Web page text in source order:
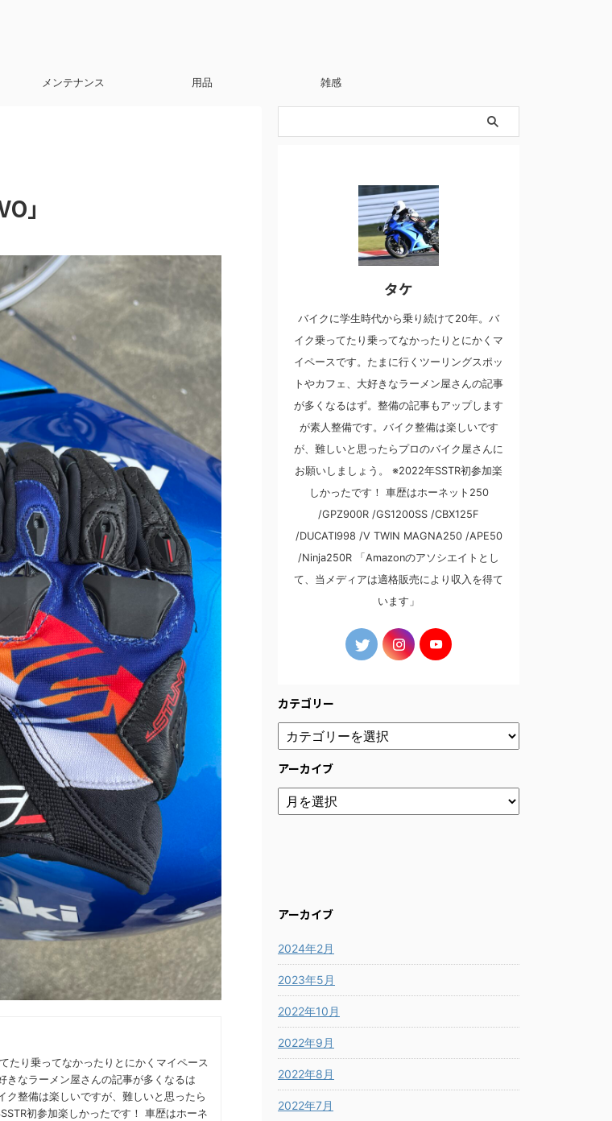
メンテナンス 用品 雑感
」
たり乗ってなかったりとにかくマイペース
きなラーメン屋さんの記事が多くなるは
整備は楽しいですが、難しいと思ったら
初参加楽しかったです！ 車歴はホーネ
タケ
バイクに学生時代から乗り続けて20年。バ
イク乗ってたり乗ってなかったりとにかくマ
イペースです。たまに行くツーリングスポッ
トやカフェ、大好きなラーメン屋さんの記事
が多くなるはず。整備の記事もアップします
が素人整備です。バイク整備は楽しいです
が、難しいと思ったらプロのバイク屋さんに
お願いしましょう。 ※2022年SSTR初参加楽
しかったです！ 車歴はホーネット250
/GPZ900R /GS1200SS /CBX125F
/DUCATI998 /V TWIN MAGNA250 /APE50
/Ninja250R 「Amazonのアソシエイトとし
て、当メディアは適格販売により収入を得て
います」
カテゴリー
アーカイブ
アーカイブ
2024年2月
2023年5月
2022年10月
2022年9月
2022年8月
2022年7月